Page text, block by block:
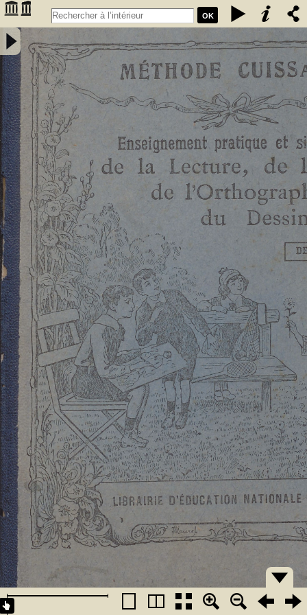
OK
Enseignement pratique et simultané de la lecture de l'écriture, de
l'orthographe et du dessin. Deuxième livret, Etude des sons et des
articulations composés : méthode rationnelle préparant les enfants à
la lecture expressive et à l'intelligence de la langue : contenant 76
vignettes et des notions élémentaires de dessin / par E. Cuissart,... ;
d'après la méthode de M. Lacabe,.... - [nouv. éd.] - Cuissart, Eugène
(1835-1896). Auteur